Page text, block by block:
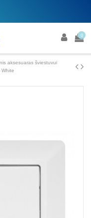
0
aksesuaras šviestuvui
White